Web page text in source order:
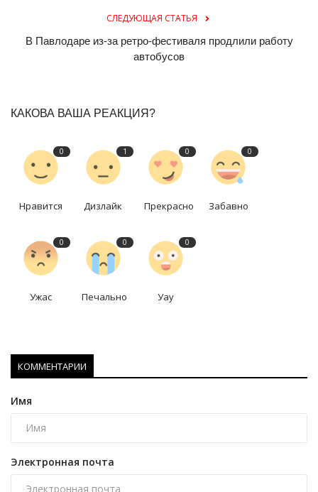
СЛЕДУЮЩАЯ СТАТЬЯ
В Павлодаре из-за ретро-фестиваля продлили работу
автобусов
КАКОВА ВАША РЕАКЦИЯ?
0
Нравится
1
Дизлайк
0
Прекрасно
0
Забавно
0
Ужас
0
Печально
0
Уау
КОММЕНТАРИИ
Имя
Электронная почта